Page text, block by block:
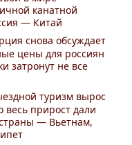
канатной
— Китай
снова обсуждает
цены для россиян
затронут не все
туризм вырос
весь прирост дали
— Вьетнам,